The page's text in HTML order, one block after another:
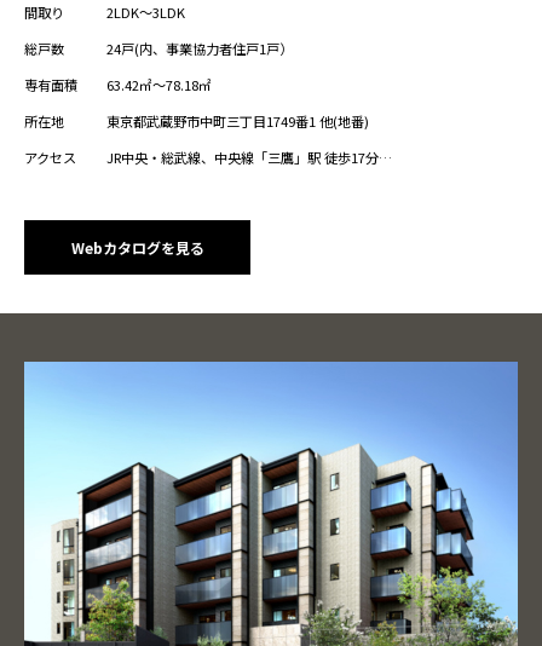
間取り
2LDK～3LDK
総戸数
24戸(内、事業協力者住戸1戸）
専有面積
63.42㎡～78.18㎡
所在地
東京都武蔵野市中町三丁目1749番1 他(地番)
アクセス
JR中央・総武線、中央線「三鷹」駅 徒歩17分
9分
Webカタログを見る